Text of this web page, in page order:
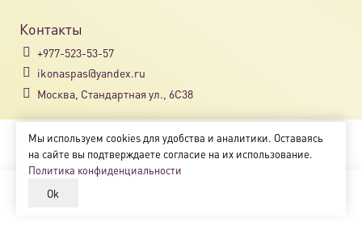
Контакты
+977-523-53-57
ikonaspas@yandex.ru
Москва, Стандартная ул., 6С38
Copyright © 2018-2025
Магазин православных икон «ikonaspas.ru»
Мы используем cookies для удобства и аналитики. Оставаясь
на сайте вы подтверждаете согласие на их использование.
Политика конфиденциальности
Ok